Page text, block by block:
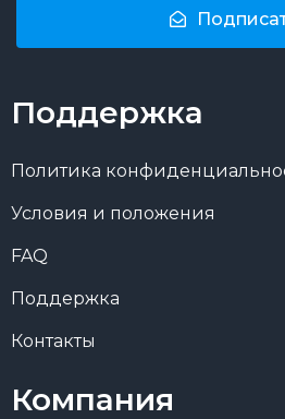
Поддержка
Политика
Условия и положения
FAQ
Поддержка
Контакты
Компания